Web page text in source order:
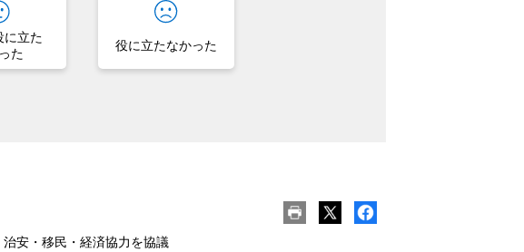
に立た
た
役に立たなかった
安・移民・経済協力を協議